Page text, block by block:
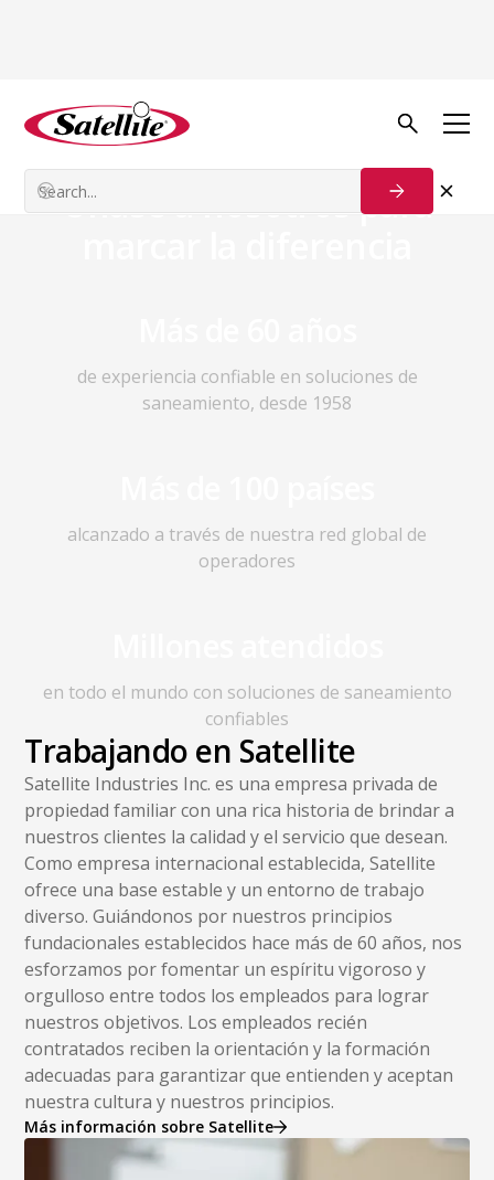
Carreras
Únase a nosotros para
de experiencia confiable en soluciones de
saneamiento, desde 1958
alcanzado a través de nuestra red global de
operadores
en todo el mundo con soluciones de saneamiento
confiables
Trabajando en Satellite
Satellite Industries Inc. es una empresa privada de
propiedad familiar con una rica historia de brindar a
nuestros clientes la calidad y el servicio que desean.
Como empresa internacional establecida, Satellite
ofrece una base estable y un entorno de trabajo
diverso. Guiándonos por nuestros principios
fundacionales establecidos hace más de 60 años, nos
esforzamos por fomentar un espíritu vigoroso y
orgulloso entre todos los empleados para lograr
nuestros objetivos. Los empleados recién
contratados reciben la orientación y la formación
adecuadas para garantizar que entienden y aceptan
nuestra cultura y nuestros principios.
Más información sobre Satellite